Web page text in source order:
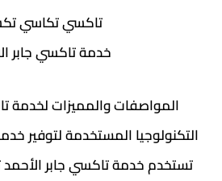
تاكسي تكاسي
خدمة تاكسي جابر
المواصفات والمميزات لخدمة
التكنولوجيا المستخدمة لتوفير
تستخدم خدمة تاكسي جابر الأحمد